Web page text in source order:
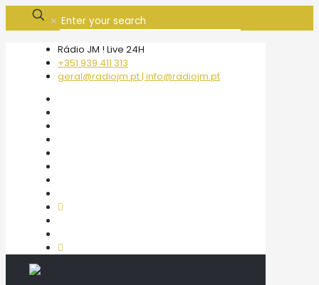
✕
Rádio JM ! Live 24H
+351 939 411 313
geral@radiojm.pt | info@radiojm.pt